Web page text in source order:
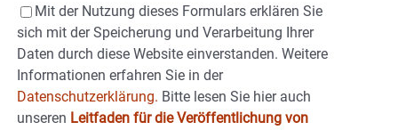
Mit der Nutzung dieses Formulars erklären Sie
sich mit der Speicherung und Verarbeitung Ihrer
Daten durch diese Website einverstanden. Weitere
Informationen erfahren Sie in der
Datenschutzerklärung. Bitte lesen Sie hier auch
unseren Leitfaden für die Veröffentlichung von